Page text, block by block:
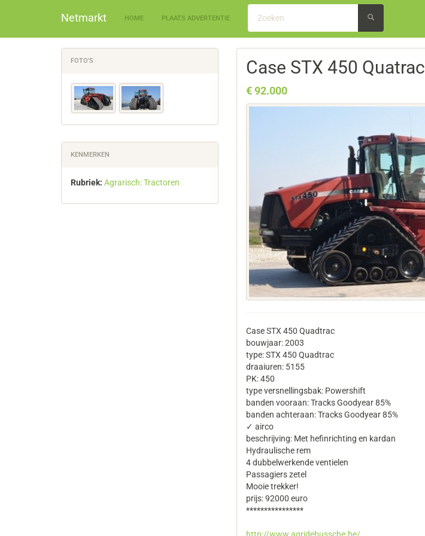
Netmarkt HOME PLAATS ADVERTENTIE
Case STX 450 Quatrac
€ 92.000
Case STX 450 Quadtrac
bouwjaar: 2003
type: STX 450 Quadtrac
draaiuren: 5155
PK: 450
type versnellingsbak: Powershift
banden vooraan: Tracks Goodyear 85%
banden achteraan: Tracks Goodyear 85%
✓ airco
beschrijving: Met hefinrichting en kardan
Hydraulische rem
4 dubbelwerkende ventielen
Passagiers zetel
Mooie trekker!
prijs: 92000 euro
****************
FOTO'S
KENMERKEN
Rubriek: Agrarisch: Tractoren